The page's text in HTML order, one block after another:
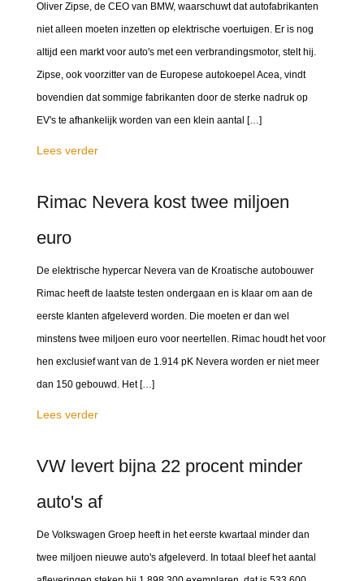
Oliver Zipse, de CEO van BMW, waarschuwt dat autofabrikanten
niet alleen moeten inzetten op elektrische voertuigen. Er is nog
altijd een markt voor auto's met een verbrandingsmotor, stelt hij.
Zipse, ook voorzitter van de Europese autokoepel Acea, vindt
bovendien dat sommige fabrikanten door de sterke nadruk op
EV's te afhankelijk worden van een klein aantal […]
Lees verder
Rimac Nevera kost twee miljoen
euro
De elektrische hypercar Nevera van de Kroatische autobouwer
Rimac heeft de laatste testen ondergaan en is klaar om aan de
eerste klanten afgeleverd worden. Die moeten er dan wel
minstens twee miljoen euro voor neertellen. Rimac houdt het voor
hen exclusief want van de 1.914 pK Nevera worden er niet meer
dan 150 gebouwd. Het […]
Lees verder
VW levert bijna 22 procent minder
auto's af
De Volkswagen Groep heeft in het eerste kwartaal minder dan
twee miljoen nieuwe auto's afgeleverd. In totaal bleef het aantal